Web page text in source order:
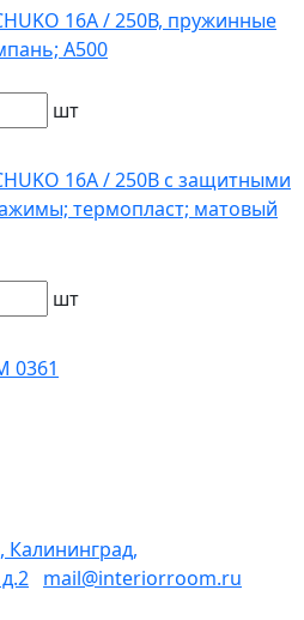
16А / 250В, пружинные
A500
шт
16А / 250В с защитными
термопласт; матовый
шт
0361
Калининград,
mail@interiorroom.ru